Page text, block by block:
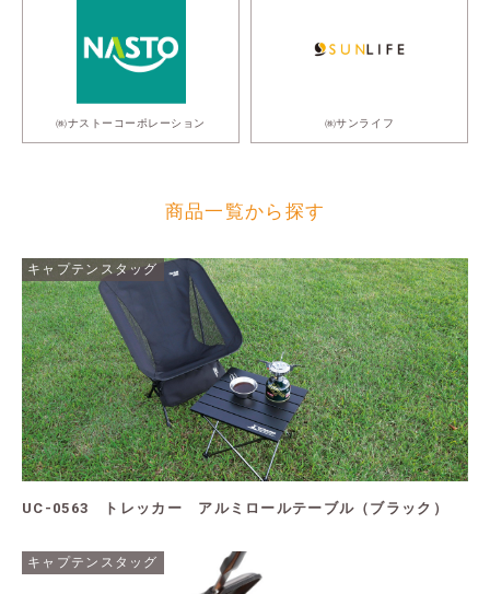
㈱ナストーコーポレーション ㈱サンライフ
商品一覧から探す
キャプテンスタッグ
UC-0563 トレッカー アルミロールテーブル（ブラック）
キャプテンスタッグ